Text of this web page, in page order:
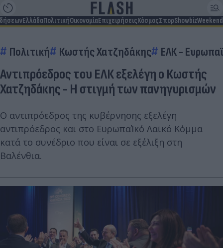
ΕλλάδαΠολιτικήΟικονομίαΕπιχειρήσειςΚόσμοςΣπορShowbizWeekend
Πολιτική Κωστής Χατζηδάκης ΕΛΚ -
Αντιπρόεδρος του ΕΛΚ εξελέγη ο Κωστής
Χατζηδάκης - Η στιγμή των πανηγυρισμών
Ο αντιπρόεδρος της κυβέρνησης εξελέγη
αντιπρόεδρος και στο ΕυρωπαΊκό Λαϊκό Κόμμα
κατά το συνέδριο που είναι σε εξέλιξη στη
Βαλένθια.